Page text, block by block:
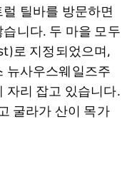
틸바를 방문하면
니다. 두 마을 모두
로 지정되었으며,
뉴사우스웨일즈주
자리 잡고 있습니다.
굴라가 산이 목가